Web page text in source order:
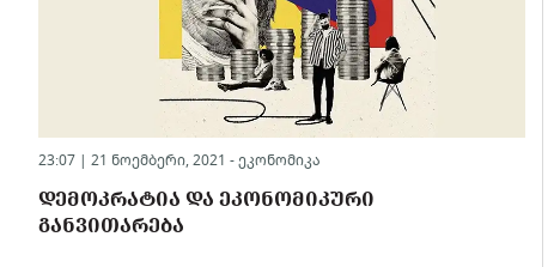
23:07 | 21 ნოემბერი, 2021 - ეკონომიკა
ᲓᲔᲛᲝᲙᲠᲐᲢᲘᲐ ᲓᲐ ᲔᲙᲝᲜᲝᲛᲘᲙᲣᲠᲘ
ᲒᲐᲜᲕᲘᲗᲐᲠᲔᲑᲐ